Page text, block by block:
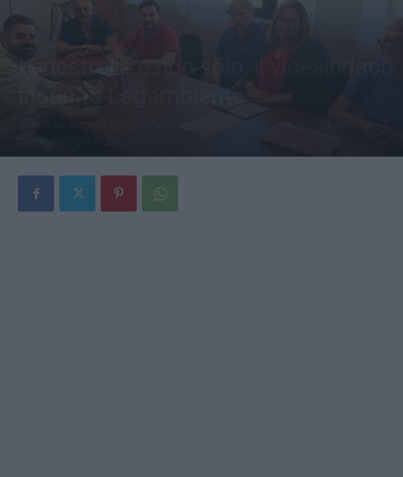
Avellino
Fenestrelle e non solo, il vicesindaco
incontra Legambiente